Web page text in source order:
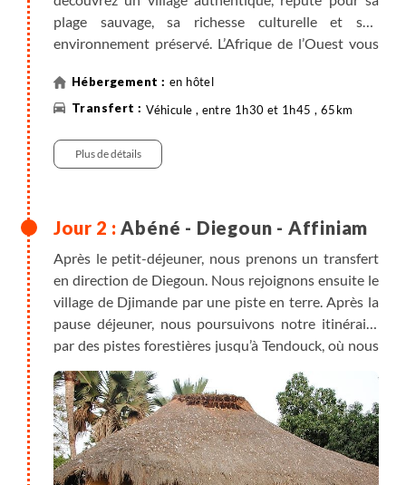
plage sauvage, sa richesse culturelle et son
environnement préservé. L’Afrique de l’Ouest vous
en hôtel
Véhicule , entre 1h30 et 1h45 , 65km
Plus de détails
Abéné - Diegoun - Affiniam
Après le petit-déjeuner, nous prenons un transfert
en direction de Diegoun. Nous rejoignons ensuite le
village de Djimande par une piste en terre. Après la
pause déjeuner, nous poursuivons notre itinéraire
par des pistes forestières jusqu’à Tendouck, où nous
retrouvons brièvement la route goudronnée avant
de rejoindre Affiniam par une piste. Dîner et nuit
dans un campement de style « maison à impluvium »,
habitat traditionnel de l’ethnie diola, conçu autour
d’une cour centrale permettant de recueillir les eaux
de pluie.